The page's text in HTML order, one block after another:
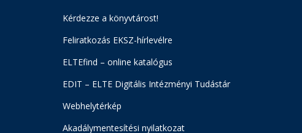
Kérdezze a könyvtárost!
Feliratkozás EKSZ-hírlevélre
ELTEfind – online katalógus
EDIT – ELTE Digitális Intézményi Tudástár
Webhelytérkép
Akadálymentesítési nyilatkozat